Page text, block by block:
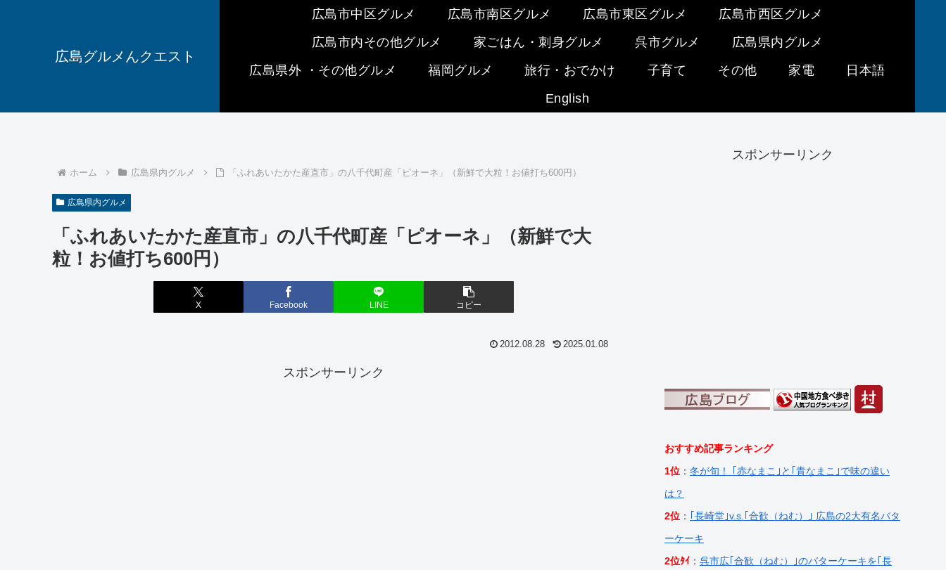
広島グルメんクエスト
広島市中区グルメ 広島市南区グルメ 広島市東区グルメ
広島市西区グルメ
広島市内その他グルメ
家ごはん・刺身グルメ 呉市グルメ
広島県内グルメ
広島県外 ・その他グルメ
福岡グルメ 旅行・おでかけ 子育て その他 家電
日本語
English
ホーム 広島県内グルメ 「ふれあいたかた産直市」の八千代町産「ピオーネ」（新鮮で大粒！お値打ち600円）
広島県内グルメ
「ふれあいたかた産直市」の八千代町産「ピオーネ」（新鮮で大
粒！お値打ち600円）
X Facebook LINE コピー
2012.08.28 2025.01.08
スポンサーリンク
スポンサーリンク
おすすめ記事ランキング
1位 ： 冬が旬！ ｢赤なまこ｣と｢青なまこ｣で味の違い
は？
2位 ：
｢長崎堂｣v.s.｢合歓（ねむ）｣ 広島の2大有名バタ
ーケーキ
2位ﾀｲ ： 呉市広｢合歓（ねむ）｣のバターケーキを｢長